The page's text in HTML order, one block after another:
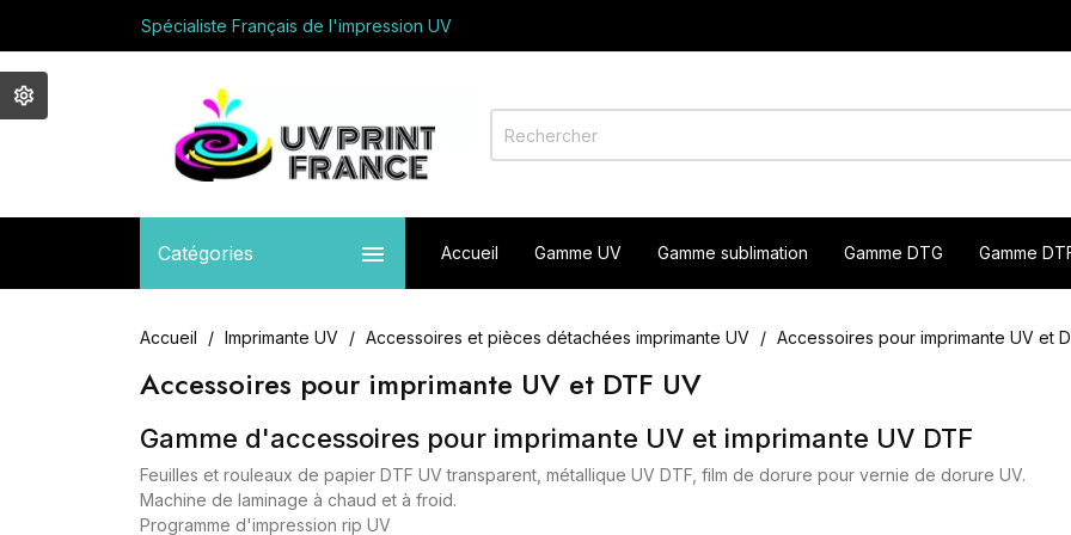
Spécialiste Français de l'impression UV
Avec vous depuis 2017
Bienvenue sur UV PRINT FRANCE
Spécialiste Français de l'impression UV
Avec vous depuis 2017
Catégories  Accueil Gamme UV Gamme sublimation Gamme DTG Gamme
Accueil Imprimante UV Accessoires et pièces détachées imprimante UV Accessoires pour imprimante UV et
Accessoires pour imprimante UV et DTF UV
Gamme d'accessoires pour imprimante UV et imprimante UV DTF
Feuilles et rouleaux de papier DTF UV transparent, métallique UV DTF, film de dorure pour vernie de dorure UV.
Machine de laminage à chaud et à froid.
Programme d'impression rip UV